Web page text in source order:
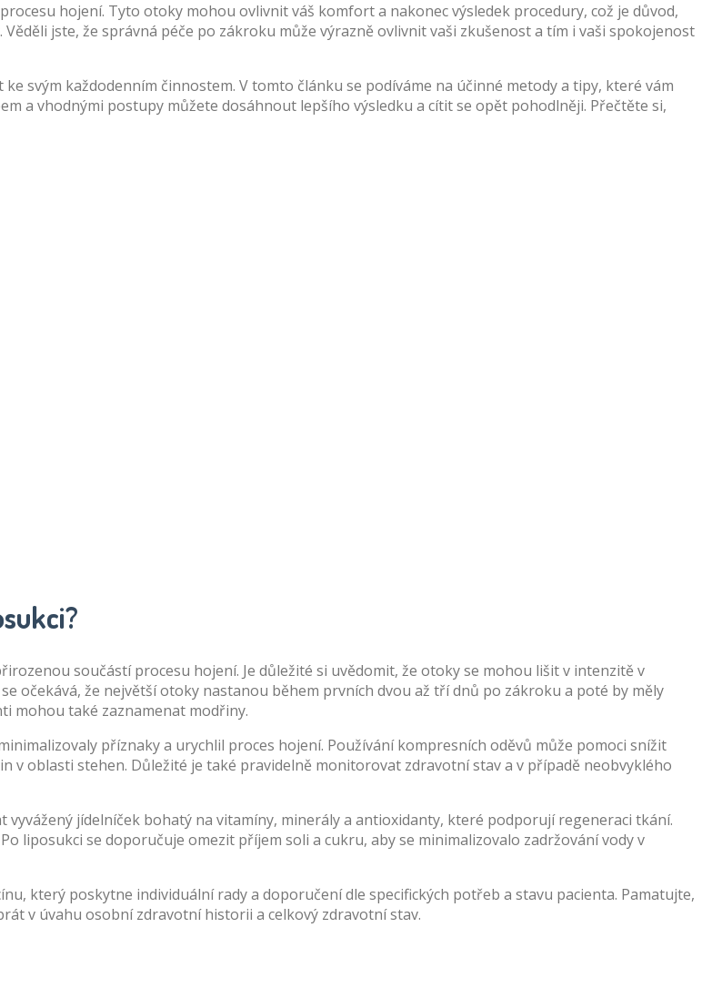
hojení. Tyto otoky mohou ovlivnit váš komfort a nakonec výsledek procedury, což je důvod,
jste, že správná péče po zákroku může výrazně ovlivnit vaši zkušenost a tím i vaši spokojenost
svým každodenním činnostem. V tomto článku se podíváme na účinné metody a tipy, které vám
a vhodnými postupy můžete dosáhnout lepšího výsledku a cítit se opět pohodlněji. Přečtěte si,
součástí procesu hojení. Je důležité si uvědomit, že otoky se mohou lišit v intenzitě v
očekává, že největší otoky nastanou během prvních dvou až tří dnů po zákroku a poté by měly
mohou také zaznamenat modřiny.
příznaky a urychlil proces hojení. Používání kompresních oděvů může pomoci snížit
oblasti stehen. Důležité je také pravidelně monitorovat zdravotní stav a v případě neobvyklého
jídelníček bohatý na vitamíny, minerály a antioxidanty, které podporují regeneraci tkání.
liposukci se doporučuje omezit příjem soli a cukru, aby se minimalizovalo zadržování vody v
který poskytne individuální rady a doporučení dle specifických potřeb a stavu pacienta. Pamatujte,
v úvahu osobní zdravotní historii a celkový zdravotní stav.